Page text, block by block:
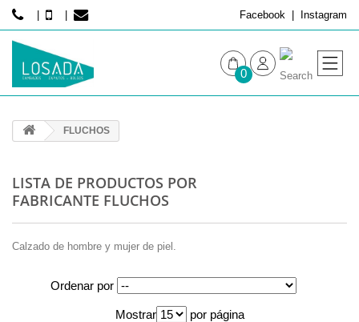
Facebook Instagram
0
FLUCHOS
LISTA DE PRODUCTOS POR
FABRICANTE FLUCHOS
Calzado de hombre y mujer de piel.
Ordenar por
Mostrar por página